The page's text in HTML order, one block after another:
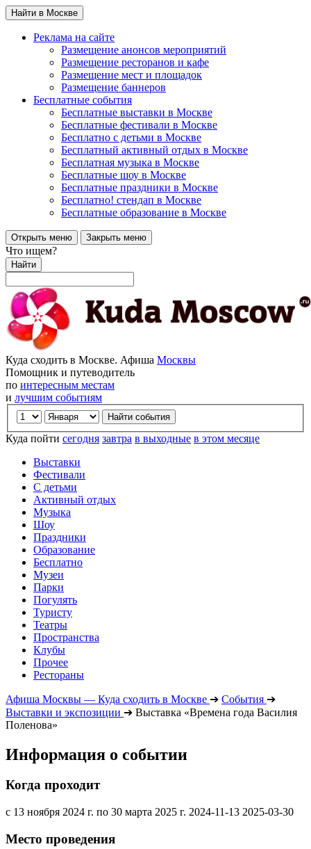
Найти в Москве
Реклама на сайте
Размещение анонсов мероприятий
Размещение ресторанов и кафе
Размещение мест и площадок
Размещение баннеров
Бесплатные события
Бесплатные выставки в Москве
Бесплатные фестивали в Москве
Бесплатно с детьми в Москве
Бесплатный активный отдых в Москве
Бесплатная музыка в Москве
Бесплатные шоу в Москве
Бесплатные праздники в Москве
Бесплатно! стендап в Москве
Бесплатные образование в Москве
Открыть меню Закрыть меню
Что ищем?
Найти
Куда сходить в Москве. Афиша Москвы
Помощник и путеводитель
по интересным местам
и лучшим событиям
Куда пойти сегодня завтра в выходные в этом месяце
Выставки
Фестивали
С детьми
Активный отдых
Музыка
Шоу
Праздники
Образование
Бесплатно
Музеи
Парки
Погулять
Туристу
Театры
Пространства
Клубы
Прочее
Рестораны
Афиша Москвы — Куда сходить в Москве ➔ События ➔
Выставки и экспозиции ➔ Выставка «Времена года Василия
Поленова»
Информация о событии
Когда проходит
с 13 ноября 2024 г. по 30 марта 2025 г. 2024-11-13 2025-03-30
Место проведения